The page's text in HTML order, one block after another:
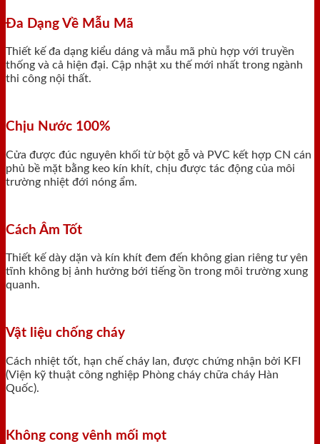
Đa Dạng Về Mẫu Mã
Thiết kế đa dạng kiểu dáng và mẫu mã phù hợp với truyền
thống và cả hiện đại. Cập nhật xu thế mới nhất trong ngành
thi công nội thất.
Chịu Nước 100%
Cửa được đúc nguyên khối từ bột gỗ và PVC kết hợp CN cán
phủ bề mặt bằng keo kín khít, chịu được tác động của môi
trường nhiệt đới nóng ẩm.
Cách Âm Tốt
Thiết kế dày dặn và kín khít đem đến không gian riêng tư yên
tĩnh không bị ảnh hưởng bới tiếng ồn trong môi trường xung
quanh.
Vật liệu chống cháy
Cách nhiệt tốt, hạn chế cháy lan, được chứng nhận bởi KFI
(Viện kỹ thuật công nghiệp Phòng cháy chữa cháy Hàn
Quốc).
Không cong vênh mối mọt